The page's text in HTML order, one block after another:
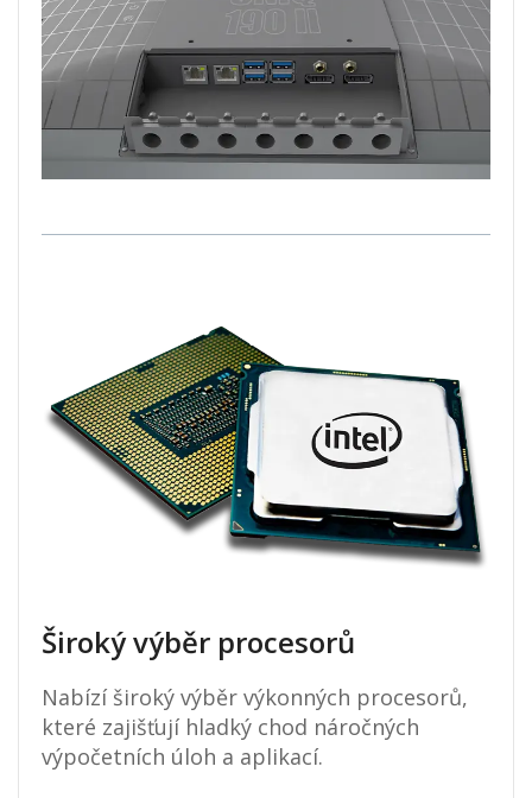
Široký výběr procesorů
Nabízí široký výběr výkonných procesorů,
které zajišťují hladký chod náročných
výpočetních úloh a aplikací.